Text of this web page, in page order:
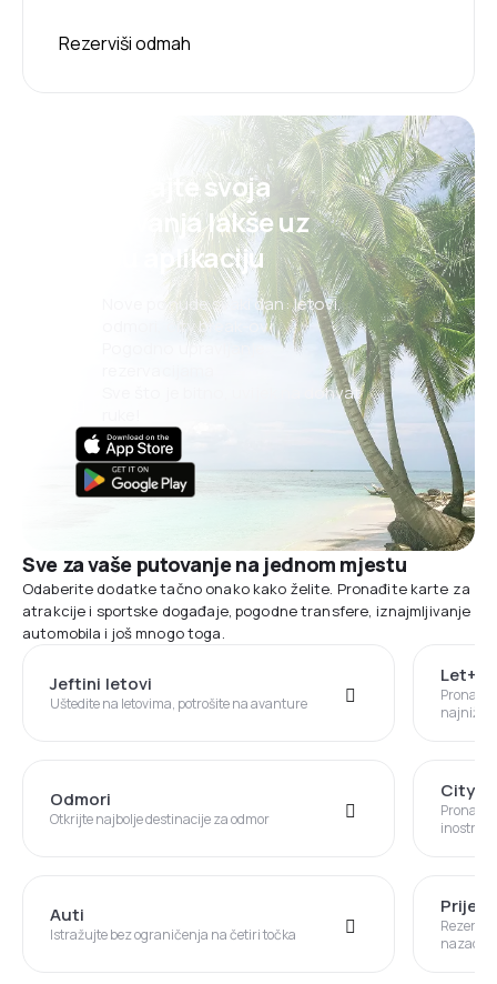
Rezerviši odmah
Planirajte svoja
putovanja lakše uz
našu aplikaciju
Nove ponude svaki dan: letovi,
odmori, city break-ovi
Sve što je bitno, uvijek na dohvat
Sve za vaše putovanje na jednom mjestu
Odaberite dodatke tačno onako kako želite. Pronađite karte za
atrakcije i sportske događaje, pogodne transfere, iznajmljivanje
automobila i još mnogo toga.
Jeftini letovi
Uštedite na letovima, potrošite na avanture
najniže
Odmori
Otkrijte najbolje destinacije za odmor
City
Auti
Istražujte bez ograničenja na četiri točka
nazad